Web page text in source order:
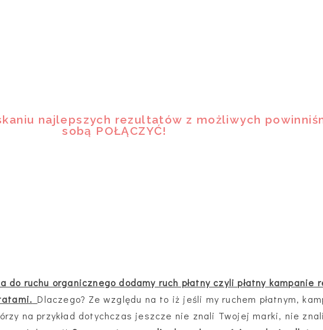
najlepszych rezultatów z możliwych
sobą POŁĄCZYĆ!
do ruchu organicznego dodamy ruch płatny czyli płatny kampanie
Dlaczego? Ze względu na to iż jeśli my ruchem płatnym,
na przykład dotychczas jeszcze nie znali Twojej marki, nie